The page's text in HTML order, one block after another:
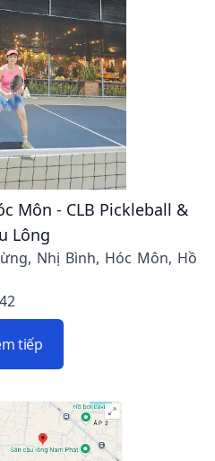
Môn - CLB Pickleball &
Lông
Nhị Bình, Hóc Môn, Hồ
tiếp